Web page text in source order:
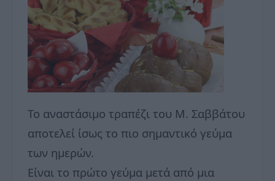
Το αναστάσιμο τραπέζι του Μ. Σαββάτου
αποτελεί ίσως το πιο σημαντικό γεύμα
των ημερών.
Είναι το πρώτο γεύμα μετά από μια